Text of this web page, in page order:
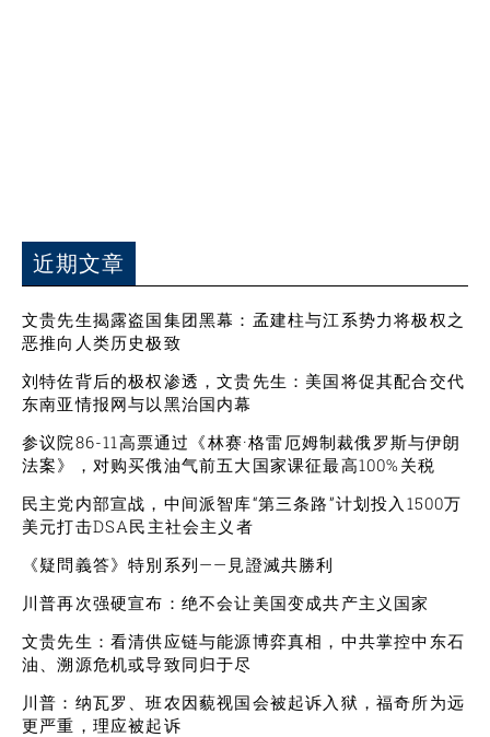
近期文章
文贵先生揭露盗国集团黑幕：孟建柱与江系势力将极权之
恶推向人类历史极致
刘特佐背后的极权渗透，文贵先生：美国将促其配合交代
东南亚情报网与以黑治国内幕
参议院86-11高票通过《林赛·格雷厄姆制裁俄罗斯与伊朗
法案》，对购买俄油气前五大国家课征最高100%关税
民主党内部宣战，中间派智库“第三条路”计划投入1500万
美元打击DSA民主社会主义者
《疑問義答》特別系列——見證滅共勝利
川普再次强硬宣布：绝不会让美国变成共产主义国家
文贵先生：看清供应链与能源博弈真相，中共掌控中东石
油、溯源危机或导致同归于尽
川普：纳瓦罗、班农因藐视国会被起诉入狱，福奇所为远
更严重，理应被起诉